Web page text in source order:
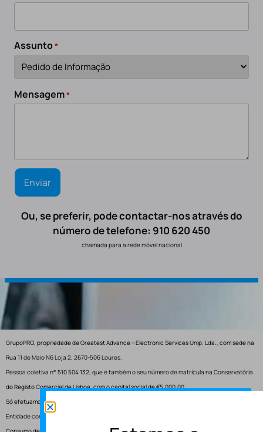
Assunto*
Mensagem*
Ou, se preferir, pode contactar-nos através do
número de telefone: 910 620 450
chamada para a rede móvel nacional
GrupoPRO, propriedade de Greatest Advance – Electronic Services Unip. Lda., com sede na
Rua 11 de Maio N6 Loja 2, 2670-506 Loures.
Pessoa coletiva n° 510 504 132, que é também o seu número de matrícula na Conservatória
do Registo Comercial de Lisboa, com o capital social de €5.000,00.
Só efetuamos entregas em Portugal.
Entidade competente para resolução de conflitos – Centro de Arbitragem de Conflitos de